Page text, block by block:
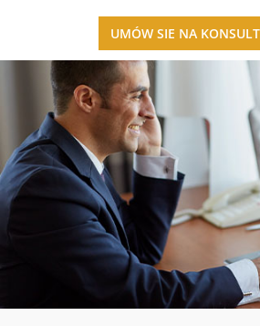
UMÓW SIE NA